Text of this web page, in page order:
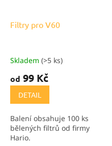
Filtry pro V60
Skladem (>5 ks)
od 99 Kč
DETAIL
Balení obsahuje 100 ks
bělených filtrů od firmy
Hario.